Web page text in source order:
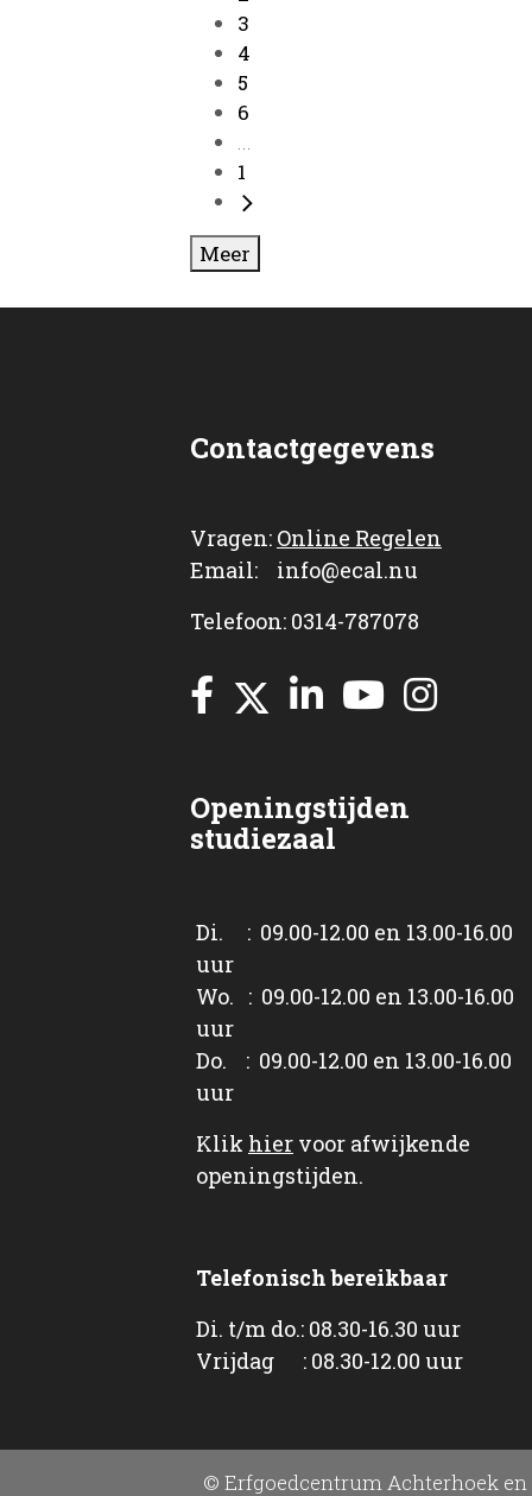
3
4
5
6
...
1
Meer
Contactgegevens
Vragen: Online Regelen
Email: info@ecal.nu
Telefoon: 0314-787078
Openingstijden
studiezaal
Di. : 09.00-12.00 en 13.00-16.00
uur
Wo. : 09.00-12.00 en 13.00-16.00
uur
Do. : 09.00-12.00 en 13.00-16.00
uur
Klik hier voor afwijkende
openingstijden.
Telefonisch bereikbaar
Di. t/m do.: 08.30-16.30 uur
Vrijdag : 08.30-12.00 uur
© Erfgoedcentrum Achterhoek en